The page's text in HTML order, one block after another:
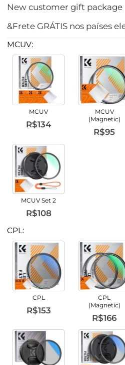
New customer gift package
&Frete GRÁTIS nos países
MCUV:
MCUV
R$134
MCUV
(Magnetic)
R$95
MCUV Set 2
R$108
CPL:
CPL
R$153
CPL
(Magnetic)
R$166